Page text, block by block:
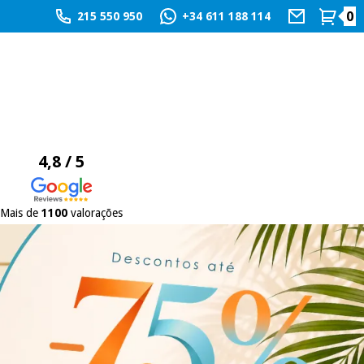
215 550 950 +34 611 188 114 0
4,8 / 5
Mais de 1100valorações